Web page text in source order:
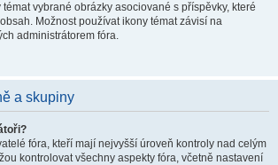
témat vybrané obrázky asociované s příspěvky, které
Možnost používat ikony témat závisí na
administrátorem fóra.
a skupiny
fóra, kteří mají nejvyšší úroveň kontroly nad celým
kontrolovat všechny aspekty fóra, včetně nastavení